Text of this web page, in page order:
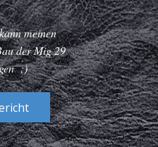
meinen
der Mig 29
;)